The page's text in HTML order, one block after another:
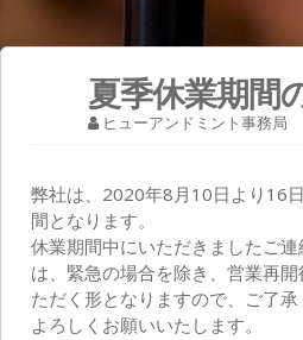
夏季休業期間
ヒューアンドミント事務局
弊社は、2020年8月10日より16
間となります。
休業期間中にいただきましたご
は、緊急の場合を除き、営業再
ただく形となりますので、ご了承
よろしくお願いいたします。